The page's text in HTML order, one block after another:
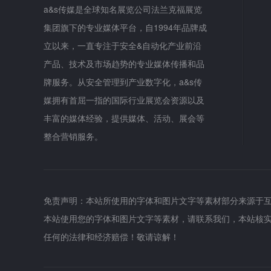
a&s传媒是全球知名展览公司法兰克福展览
集团旗下的专业媒体平台，自1994年品牌成
立以来，一直专注于安全&自动化产业前沿
产品、技术及市场趋势的专业媒体传播和品
牌服务。从安全管理到产业数字化，a&s传
媒拥有首屈一指的国际行业展览会资源以及
丰富的媒体经验，提供媒体、活动、展会等
整合营销服务。
免责声明：本站所使用的字体和图片文字等素材部分来源
本站使用您的字体和图片文字等素材，请联系我们，本站
任何的法律和经济赔偿！敬请谅解！